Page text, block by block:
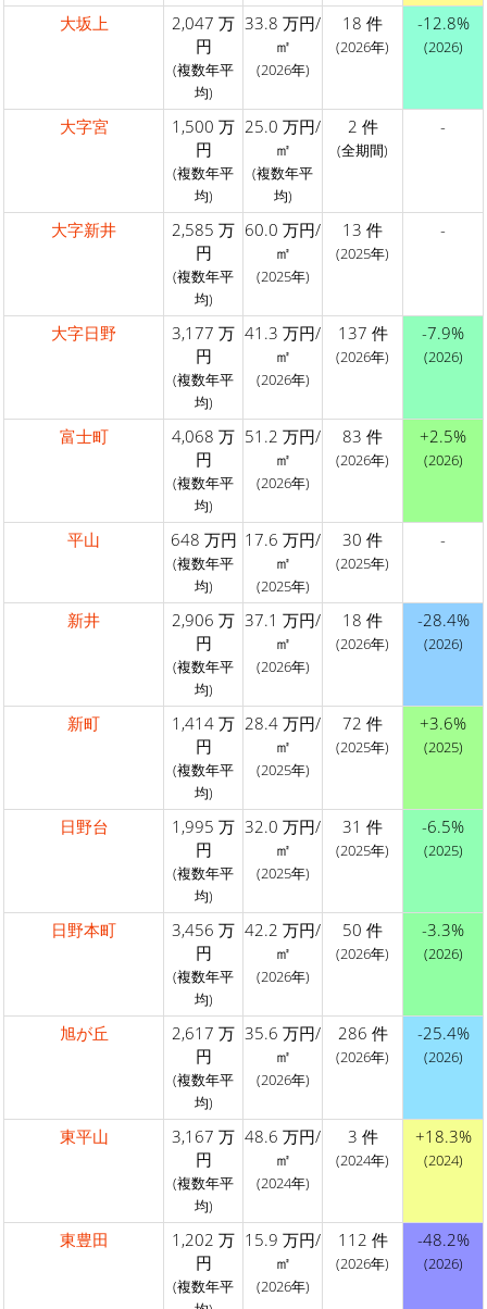
大坂上
2,047 万
円
(複数年平
均)
33.8 万円/
㎡
(2026年)
18 件
(2026年)
-12.8%
(2026)
大字宮
1,500 万
円
(複数年平
均)
25.0 万円/
㎡
(複数年平
均)
2 件
(全期間)
-
大字新井
2,585 万
円
(複数年平
均)
60.0 万円/
㎡
(2025年)
13 件
(2025年)
-
大字日野
3,177 万
円
(複数年平
均)
41.3 万円/
㎡
(2026年)
137 件
(2026年)
-7.9%
(2026)
富士町
4,068 万
円
(複数年平
均)
51.2 万円/
㎡
(2026年)
83 件
(2026年)
+2.5%
(2026)
平山 648 万円
(複数年平
均)
17.6 万円/
㎡
(2025年)
30 件
(2025年)
-
新井
2,906 万
円
(複数年平
均)
37.1 万円/
㎡
(2026年)
18 件
(2026年)
-28.4%
(2026)
新町
1,414 万
円
(複数年平
均)
28.4 万円/
㎡
(2025年)
72 件
(2025年)
+3.6%
(2025)
日野台
1,995 万
円
(複数年平
均)
32.0 万円/
㎡
(2025年)
31 件
(2025年)
-6.5%
(2025)
日野本町
3,456 万
円
(複数年平
均)
42.2 万円/
㎡
(2026年)
50 件
(2026年)
-3.3%
(2026)
旭が丘
2,617 万
円
(複数年平
均)
35.6 万円/
㎡
(2026年)
286 件
(2026年)
-25.4%
(2026)
東平山
3,167 万
円
(複数年平
均)
48.6 万円/
㎡
(2024年)
3 件
(2024年)
+18.3%
(2024)
東豊田
1,202 万
円
(複数年平
15.9 万円/
㎡
(2026年)
112 件
(2026年)
-48.2%
(2026)